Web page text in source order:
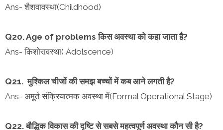
Ans- शैशवावस्था(Childhood)
Q20. Age of problems किस अवस्था को कहा जाता है?
Ans- किशोरावस्था( Adolscence)
Q21. मुश्किल चीजों की समझ बच्चों में कब आने लगती है?
Ans- अमूर्त संक्रियात्मक अवस्था में(Formal Operational Stage)
Q22. बौद्धिक विकास की दृष्टि से सबसे महत्वपूर्ण अवस्था कौन सी है?